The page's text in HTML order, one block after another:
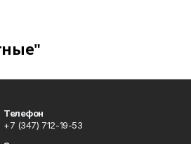
Телефон
+7 (347) 712-19-53